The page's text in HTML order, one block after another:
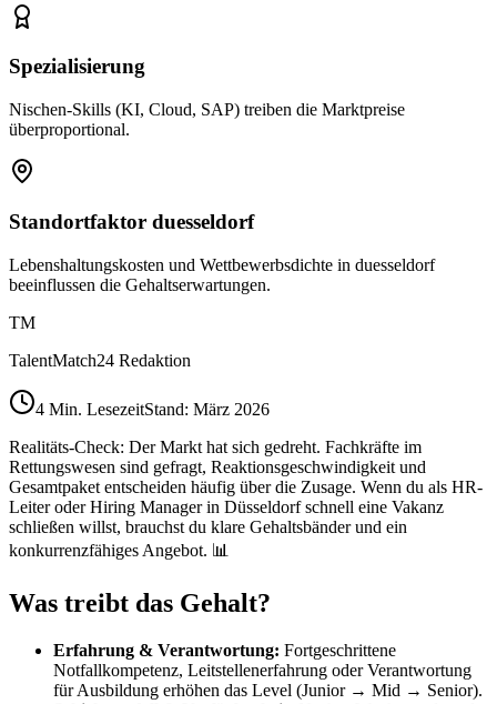
Spezialisierung
Nischen-Skills (KI, Cloud, SAP) treiben die Marktpreise
überproportional.
Standortfaktor duesseldorf
Lebenshaltungskosten und Wettbewerbsdichte in duesseldorf
beeinflussen die Gehaltserwartungen.
TM
TalentMatch24 Redaktion
4 Min. LesezeitStand: März 2026
Realitäts-Check: Der Markt hat sich gedreht. Fachkräfte im
Rettungswesen sind gefragt, Reaktionsgeschwindigkeit und
Gesamtpaket entscheiden häufig über die Zusage. Wenn du als HR-
Leiter oder Hiring Manager in Düsseldorf schnell eine Vakanz
schließen willst, brauchst du klare Gehaltsbänder und ein
konkurrenzfähiges Angebot. 📊
Was treibt das Gehalt?
Erfahrung & Verantwortung: Fortgeschrittene
Notfallkompetenz, Leitstellenerfahrung oder Verantwortung
für Ausbildung erhöhen das Level (Junior → Mid → Senior).